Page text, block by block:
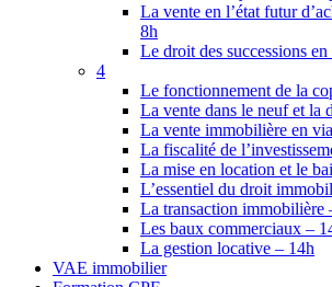
La vente en l’état futur
8h
Le droit des successions
4
Le fonctionnement de la
La vente dans le neuf et la
La vente immobilière en
La fiscalité de
La mise en location et le
L’essentiel du droit
La transaction immobilière
Les baux commerciaux –
La gestion locative – 14h
VAE immobilier